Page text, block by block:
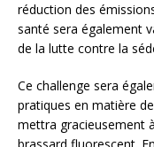
réduction des
santé sera également
de la lutte contre la
Ce challenge sera
pratiques en matière
mettra gracieusement